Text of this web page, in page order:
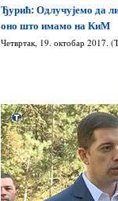
Ђурић: Одлучујемо да
оно што имамо на КиМ
Четвртак, 19. октобар 2017.